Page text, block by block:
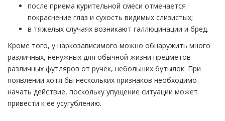
после приема курительной смеси отмечается
покраснение глаз и сухость видимых слизистых;
в тяжелых случаях возникают галлюцинации и бред.
Кроме того, у наркозависимого можно обнаружить много
различных, ненужных для обычной жизни предметов –
различных футляров от ручек, небольших бутылок. При
появлении хотя бы нескольких признаков необходимо
начать действие, поскольку упущение ситуации может
привести к ее усугублению.